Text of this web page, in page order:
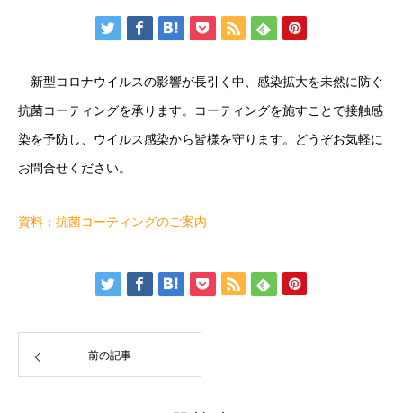
新型コロナウイルスの影響が長引く中、感染拡大を未然に防ぐ
抗菌コーティングを承ります。コーティングを施すことで接触感
染を予防し、ウイルス感染から皆様を守ります。どうぞお気軽に
お問合せください。
資料；抗菌コーティングのご案内
前の記事